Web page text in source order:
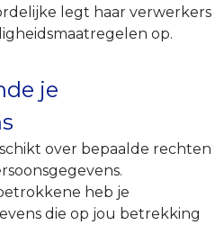
legt haar verwerkers
op.
je
over bepaalde rechten
heb je
die op jou betrekking